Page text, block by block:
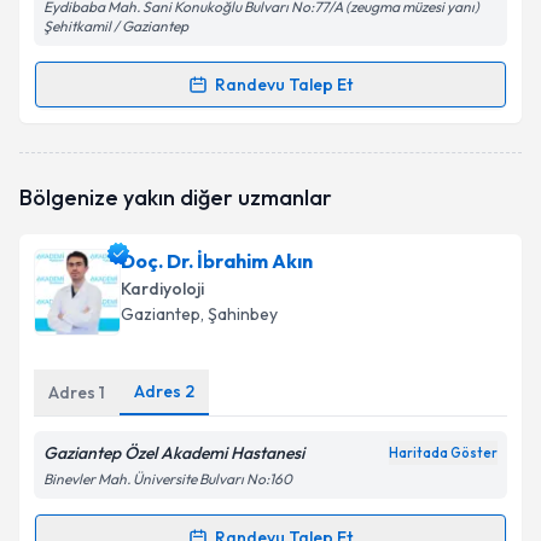
Eydibaba Mah. Sani Konukoğlu Bulvarı No:77/A (zeugma müzesi yanı)
Şehitkamil / Gaziantep
Randevu Talep Et
Randevu Takvimi Talebi
oluşturun. Size bu uzmandan randevu almanız için bir
E-posta Adresiniz
Kişisel verilerimin işlenmesine ilişkin
Metni'ni okudum ve kişisel verilerimin belirtilen
kapsamda işlenmesini kabul ediyorum.
Takvim Talebini Gönder
Bölgenize yakın diğer uzmanlar
Doç. Dr. İbrahim Akın
Kardiyoloji
Gaziantep, Şahinbey
Adres 1 Adres 2
Gaziantep Özel Akademi Hastanesi Haritada Göster
Binevler Mah. Üniversite Bulvarı No:160